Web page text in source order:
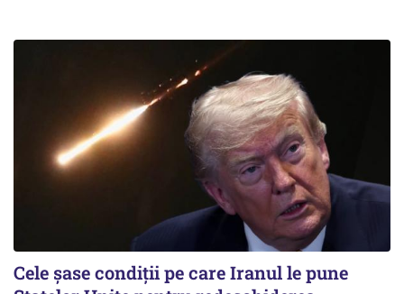
Cele șase condiții pe care Iranul le pune